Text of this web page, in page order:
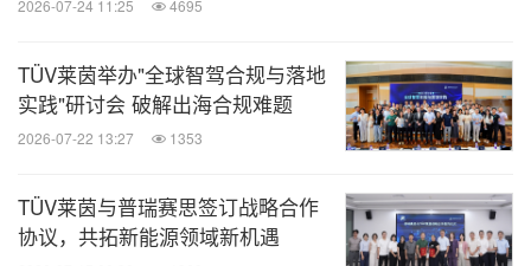
人兼总裁于振瑞颁发了"光伏行业杰出质量人"，以感
谢他们为推动行业技术进步与高质量发展做出的贡
献。
次日，研讨会分为光伏、储能、充换电、零部件、氢
能及燃料电池五大分会场进一步开展技术探讨和交
2026-07-24 11:25 4695
TÜV莱茵举办"全球智驾合规与落地
实践"研讨会 破解出海合规难题
2026-07-22 13:27 1353
TÜV莱茵与普瑞赛思签订战略合作
协议，共拓新能源领域新机遇